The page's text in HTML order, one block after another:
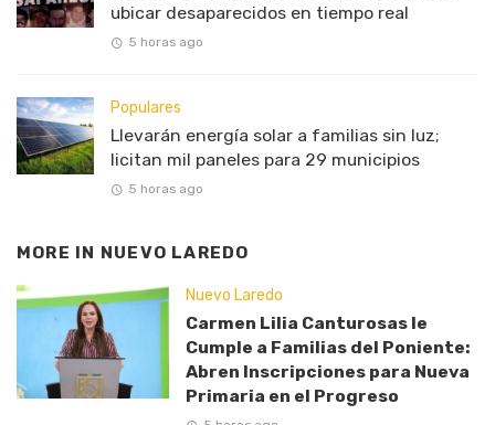
ubicar desaparecidos en tiempo real
5 horas ago
Populares
Llevarán energía solar a familias sin luz;
licitan mil paneles para 29 municipios
5 horas ago
MORE IN NUEVO LAREDO
Nuevo Laredo
Carmen Lilia Canturosas le
Cumple a Familias del Poniente:
Abren Inscripciones para Nueva
Primaria en el Progreso